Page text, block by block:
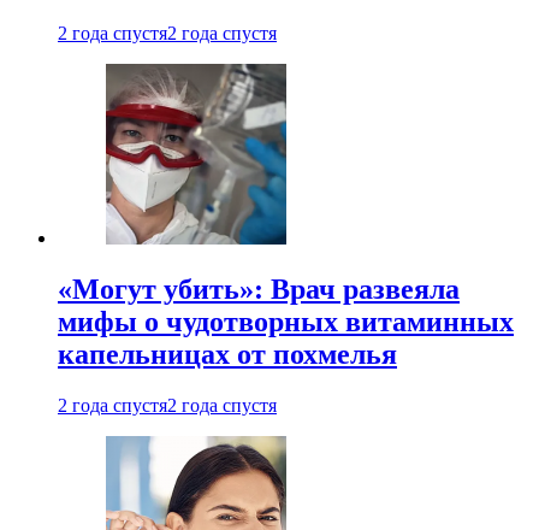
2 года спустя2 года спустя
«Могут убить»: Врач развеяла
мифы о чудотворных витаминных
капельницах от похмелья
2 года спустя2 года спустя